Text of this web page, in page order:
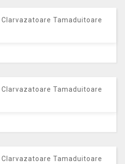
Tamaduitoare
Tamaduitoare
Tamaduitoare